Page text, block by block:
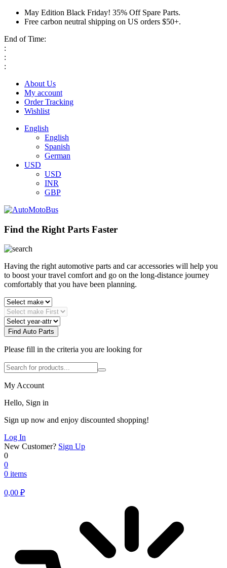
May Edition Black Friday! 35% Off Spare Parts.
Free carbon neutral shipping on US orders $50+.
End of Time:
:
:
:
About Us
My account
Order Tracking
Wishlist
English
English
Spanish
German
USD
USD
INR
GBP
Find the Right Parts Faster
Having the right automotive parts and car accessories will help you
to boost your travel comfort and go on the long-distance journey
comfortably that you have been planning.
Find Auto Parts
Please fill in the criteria you are looking for
My Account
Hello, Sign in
Sign up now and enjoy discounted shopping!
Log In
New Customer? Sign Up
0
0
0 items
0,00 ₽